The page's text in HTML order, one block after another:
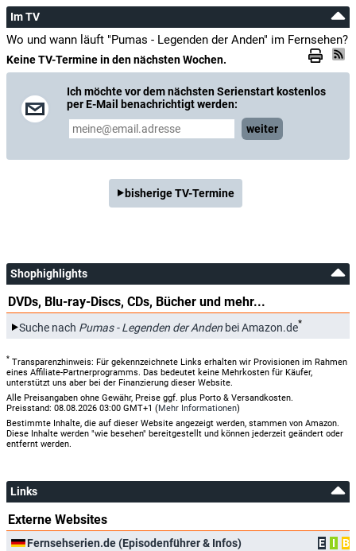
Im TV
Wo und wann läuft "Pumas - Legenden der Anden" im Fernsehen?
Keine TV-Termine in den nächsten Wochen.
Ich möchte vor dem nächsten Serienstart kostenlos
per E-Mail benachrichtigt werden:
weiter
bisherige TV-Termine
Shophighlights
DVDs, Blu-ray-Discs, CDs, Bücher und mehr...
Suche nach Pumas - Legenden der Anden bei Amazon.de*
* Transparenzhinweis: Für gekennzeichnete Links erhalten wir Provisionen im Rahmen
eines Affiliate-Partnerprogramms. Das bedeutet keine Mehrkosten für Käufer,
unterstützt uns aber bei der Finanzierung dieser Website.
Alle Preisangaben ohne Gewähr, Preise ggf. plus Porto & Versandkosten.
Preisstand: 08.08.2026 03:00 GMT+1 (Mehr Informationen)
Bestimmte Inhalte, die auf dieser Website angezeigt werden, stammen von Amazon.
Diese Inhalte werden "wie besehen" bereitgestellt und können jederzeit geändert oder
entfernt werden.
Links
Externe Websites
Fernsehserien.de (Episodenführer & Infos) E I
B